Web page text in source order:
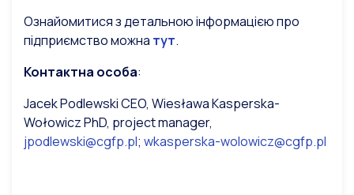
Ознайомитися з детальною інформацією про
підприємство можна тут.
Контактна особа:
Jacek Podlewski CEO, Wiesława Kasperska-
Wołowicz PhD, project manager,
jpodlewski@cgfp.pl; wkasperska-wolowicz@cgfp.pl